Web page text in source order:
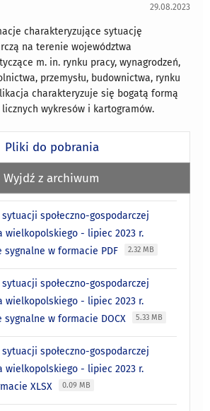
29.08.2023
charakteryzujące sytuację
na terenie województwa
m. in. rynku pracy, wynagrodzeń,
przemysłu, budownictwa, rynku
charakteryzuje się bogatą formą
wykresów i kartogramów.
Pliki do pobrania
Wyjdź z archiwum
społeczno-gospodarczej
wielkopolskiego - lipiec 2023 r.
sygnalne w formacie PDF
2.32 MB
społeczno-gospodarczej
wielkopolskiego - lipiec 2023 r.
sygnalne w formacie DOCX
5.33 MB
społeczno-gospodarczej
wielkopolskiego - lipiec 2023 r.
XLSX
0.09 MB